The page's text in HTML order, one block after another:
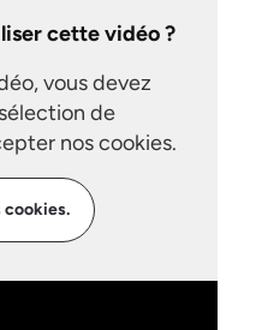
cette vidéo ?
vous devez
de
nos cookies.
cookies.